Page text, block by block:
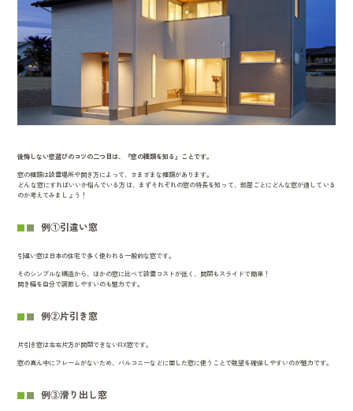
後悔しない窓選びのコツの二つ目は、『窓の種類を知る』ことです。
窓の種類は設置場所や開き方によって、さまざまな種類があります。
どんな窓にすればいいか悩んでいる方は、まずそれぞれの窓の特長を知って、部屋ごとにどんな窓が適している
のか考えてみましょう！
例①引違い窓
引違い窓は日本の住宅で多く使われる一般的な窓です。
そのシンプルな構造から、ほかの窓に比べて設置コストが低く、開閉もスライドで簡単！
開き幅を自分で調節しやすいのも魅力です。
例②片引き窓
片引き窓は左右片方が開閉できないFIX窓です。
窓の真ん中にフレームがないため、バルコニーなどに面した窓に使うことで眺望を確保しやすいのが魅力です。
例③滑り出し窓